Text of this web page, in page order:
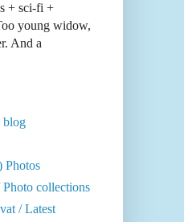
+ sci-fi +
young widow,
And a
blog
Photos
collections
/ Latest